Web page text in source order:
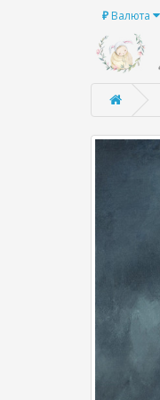
₽ Валюта